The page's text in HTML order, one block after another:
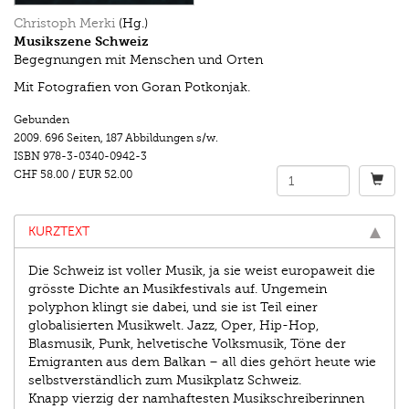
Christoph Merki (Hg.)
Musikszene Schweiz
Begegnungen mit Menschen und Orten
Mit Fotografien von Goran Potkonjak.
Gebunden
2009. 696 Seiten, 187 Abbildungen s/w.
ISBN 978-3-0340-0942-3
CHF 58.00 / EUR 52.00
KURZTEXT
Die Schweiz ist voller Musik, ja sie weist europaweit die
grösste Dichte an Musikfestivals auf. Ungemein
polyphon klingt sie dabei, und sie ist Teil einer
globalisierten Musikwelt. Jazz, Oper, Hip-Hop,
Blasmusik, Punk, helvetische Volksmusik, Töne der
Emigranten aus dem Balkan – all dies gehört heute wie
selbstverständlich zum Musikplatz Schweiz.
Knapp vierzig der namhaftesten Musikschreiberinnen